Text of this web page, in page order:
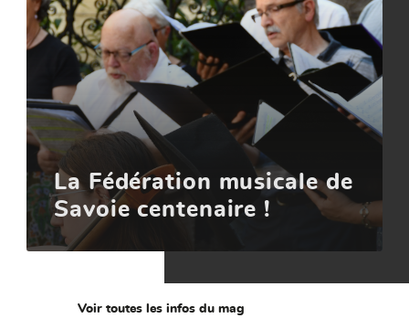
La Fédération musicale de
Savoie centenaire !
Voir toutes les infos du mag